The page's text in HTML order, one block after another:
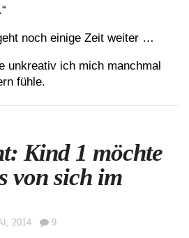
noch einige Zeit weiter …
unkreativ ich mich manchmal
fühle.
Kind 1 möchte
von sich im
2014 9